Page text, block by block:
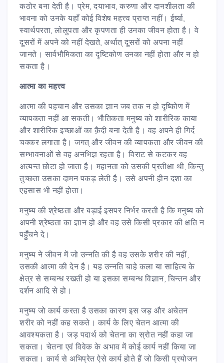
कठोर बना देती है। प्रेम, दयाभाव, करुणा और दानशीलता की
भावना को उनके यहाँ कोई विशेष महत्त्व प्राप्त नहीं। ईर्ष्या,
स्वार्थपरता, लोलुपता और कृपणता ही उनका जीवन होता है। वे
दूसरों में अपने को नहीं देखते, अर्थात् दूसरों को अपना नहीं
जानते। सार्वभौमिकता का दृष्टिकोण उनका नहीं होता और न हो
सकता है।
आत्मा का महत्त्व
आत्मा की पहचान और उसका ज्ञान जब तक न हो दृष्किोण में
व्यापकता नहीं आ सकती। भौतिकता मनुष्य को शारीरिक काया
और शारीरिक इच्छाओं का क़ैदी बना देती है। वह अपने ही गिर्द
चक्कर लगाता है। जगत् और जीवन की व्यापकता और जीवन की
सम्भावनाओं से वह अनभिज्ञ रहता है। विराट से कटकर वह
अत्यन्त छोटा हो जाता है। महानता को उसकी प्रतीक्षा थी, किन्तु
तुच्छता उसका दामन पकड़ लेती है। उसे अपनी हीन दशा का
एहसास भी नहीं होता।
मनुष्य की श्रेष्ठता और बड़ाई इसपर निर्भर करती है कि मनुष्य को
अपनी श्रेष्ठता का ज्ञान हो और वह उसे किसी प्रकार की क्षति न
पहुँचने दे।
मनुष्य ने जीवन में जो उन्नति की है वह उसके शरीर की नहीं,
उसकी आत्मा की देन है। यह उन्नति चाहे कला या साहित्य के
क्षेत्र से सम्बन्ध रखती हो या इसका सम्बन्ध विज्ञान, चिन्तन और
दर्शन आदि से हो।
मनुष्य जो कार्य करता है उसका कारण इस जड़ और अचेतन
शरीर को नहीं कह सकते। कार्य के लिए चेतन आत्मा की
आवश्यकता है। जड़ पदार्थ को चेतना का स्रोत नहीं कहा जा
सकता। चेतना एवं विवेक के अभाव में कोई कार्य नहीं किया जा
सकता। कार्य से अभिप्रेत ऐसे कार्य होते हैं जो किसी प्रयोजन